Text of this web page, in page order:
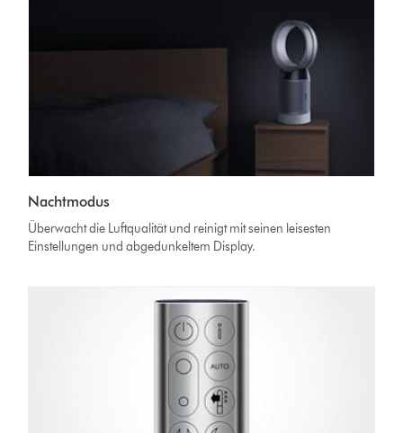
Nachtmodus
Überwacht die Luftqualität und reinigt mit seinen leisesten
Einstellungen und abgedunkeltem Display.